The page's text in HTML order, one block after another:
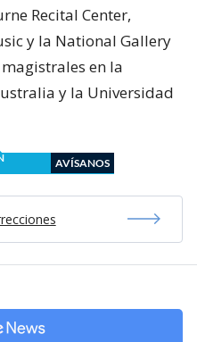
Recital Center,
y la National Gallery
en la
y la Universidad
AVÍSANOS